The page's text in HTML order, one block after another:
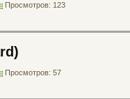
Просмотров: 123
Просмотров: 57